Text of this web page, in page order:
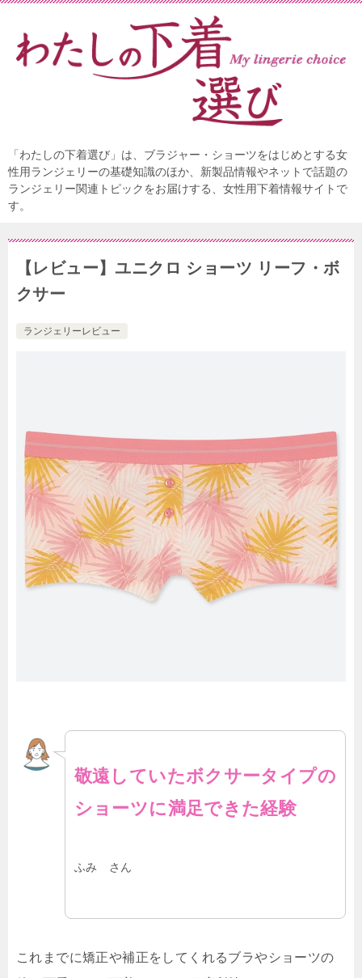
「わたしの下着選び」は、ブラジャー・ショーツをはじめとする女
性用ランジェリーの基礎知識のほか、新製品情報やネットで話題の
ランジェリー関連トピックをお届けする、女性用下着情報サイトで
す。
【レビュー】ユニクロ ショーツ リーフ・ボ
クサー
ランジェリーレビュー
敬遠していたボクサータイプの
ショーツに満足できた経験
ふみ さん
これまでに矯正や補正をしてくれるブラやショーツの